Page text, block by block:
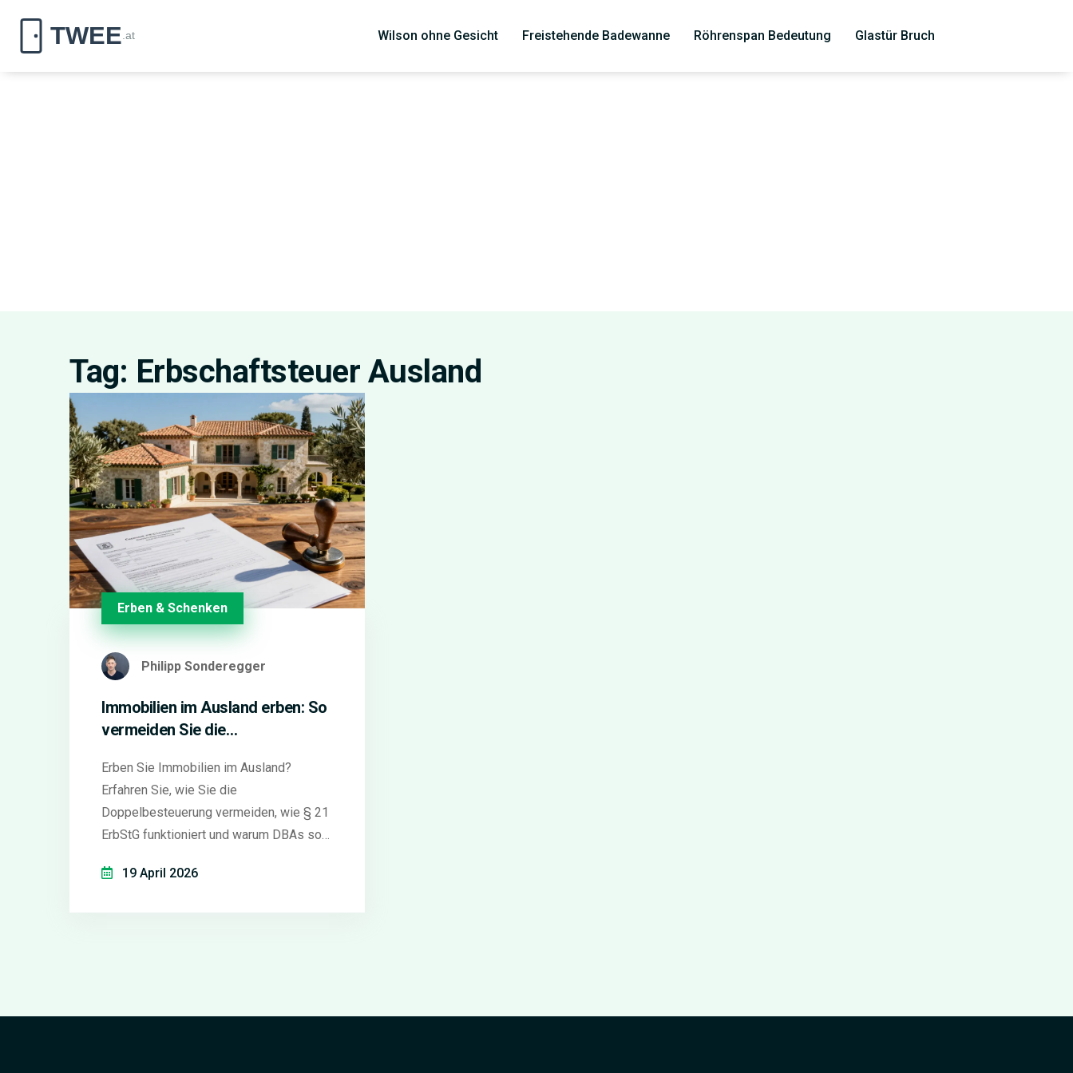
Wilson ohne Gesicht Freistehende Badewanne Röhrenspan Bedeutung Glastür Bruch
Tag: Erbschaftsteuer Ausland
Erben & Schenken
Philipp Sonderegger
Immobilien im Ausland erben: So
vermeiden Sie die
Erben Sie Immobilien im Ausland?
Erfahren Sie, wie Sie die
Doppelbesteuerung vermeiden, wie § 21
ErbStG funktioniert und warum DBAs so
19 April 2026